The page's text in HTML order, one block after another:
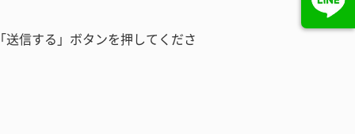
信する」ボタンを押してくださ